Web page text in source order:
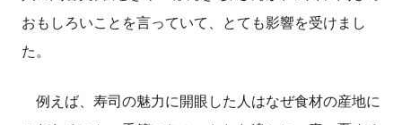
おもしろいことを言っていて、とても影響を受けまし
た。
例えば、寿司の魅力に開眼した人はなぜ食材の産地に